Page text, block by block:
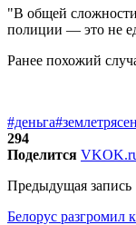
"В общей
полиции — это не
Ранее похожий
#деньга
294
Поделится VK
Предыдущая запись
Белорус разгромил